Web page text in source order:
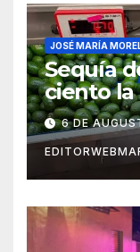
JOSÉ MARÍA
Sequía
ciento
6 DE